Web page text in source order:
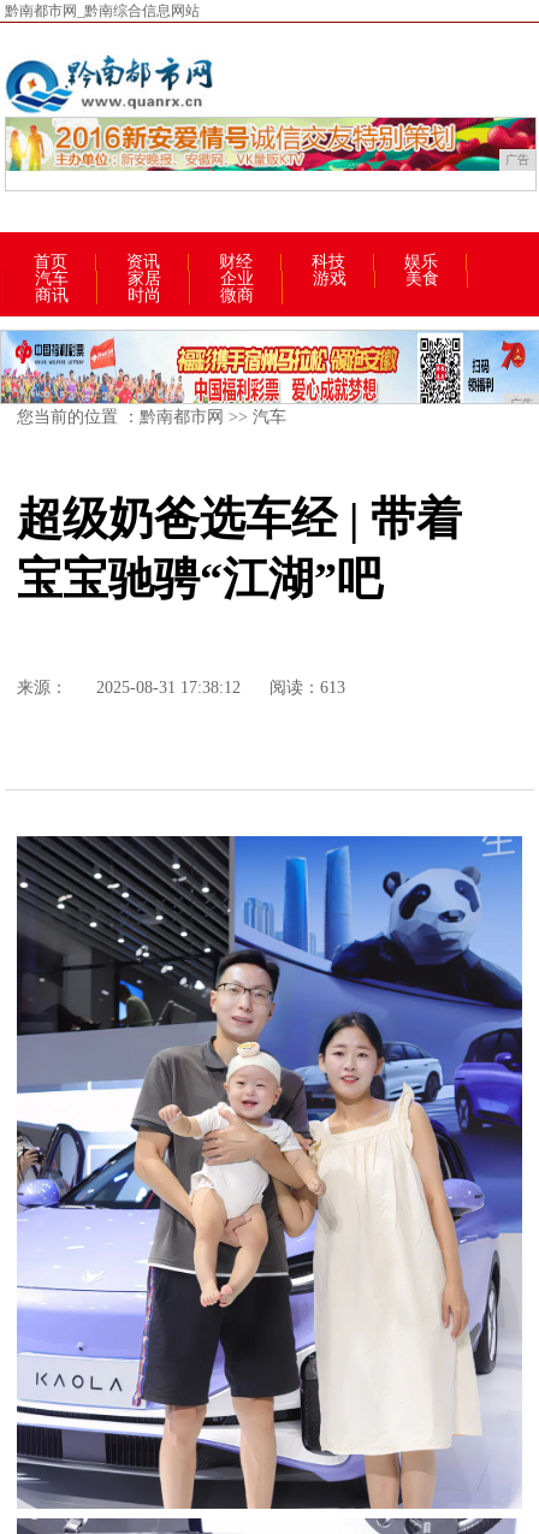
黔南都市网_黔南综合信息网站
广告
首页 资讯 财经 科技
娱乐
汽车
家居 企业 游戏
美食
商讯
时尚 微商
广告
您当前的位置 ：黔南都市网 >>汽车
超级奶爸选车经 | 带着
宝宝驰骋“江湖”吧
来源： 2025-08-31 17:38:12 阅读：613